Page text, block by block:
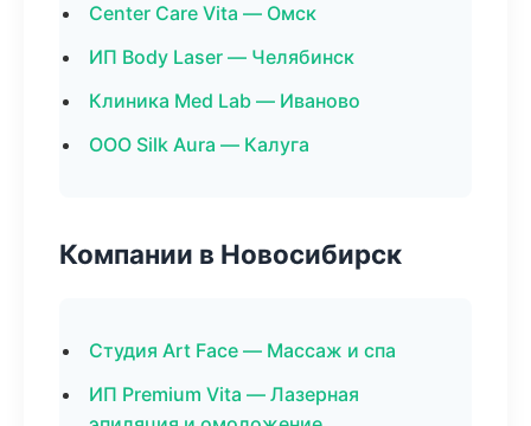
Center Care Vita — Омск
ИП Body Laser — Челябинск
Клиника Med Lab — Иваново
ООО Silk Aura — Калуга
Компании в Новосибирск
Студия Art Face — Массаж и спа
ИП Premium Vita — Лазерная